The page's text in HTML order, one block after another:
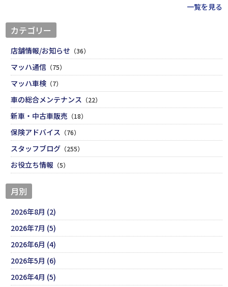
一覧を見る
カテゴリー
店舗情報/お知らせ （36）
マッハ通信 （75）
マッハ車検 （7）
車の総合メンテナンス （22）
新車・中古車販売 （18）
保険アドバイス （76）
スタッフブログ （255）
お役立ち情報 （5）
月別
2026年8月 (2)
2026年7月 (5)
2026年6月 (4)
2026年5月 (6)
2026年4月 (5)